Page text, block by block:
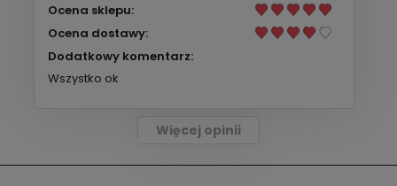
Ocena sklepu:
Ocena dostawy:
Dodatkowy komentarz:
Wszystko ok
Więcej opinii